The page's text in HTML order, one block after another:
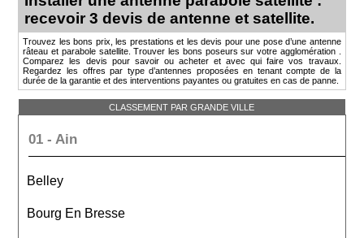
recevoir 3 devis de antenne et satellite.
Trouvez les bons prix, les prestations et les devis pour une pose d’une antenne
râteau et parabole satellite. Trouver les bons poseurs sur votre agglomération .
Comparez les devis pour savoir ou acheter et avec qui faire vos travaux.
Regardez les offres par type d’antennes proposées en tenant compte de la
durée de la garantie et des interventions payantes ou gratuites en cas de panne.
CLASSEMENT PAR GRANDE VILLE
01 - Ain
Belley
Bourg En Bresse